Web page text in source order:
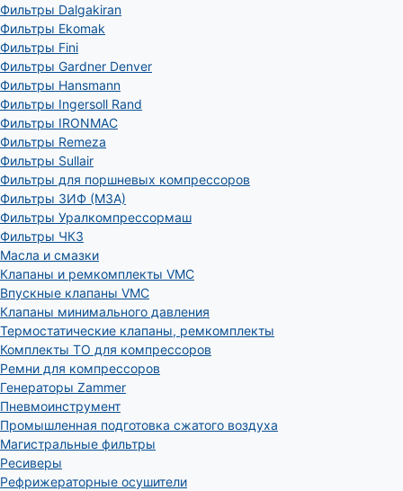
Фильтры Dalgakiran
Фильтры Ekomak
Фильтры Fini
Фильтры Gardner Denver
Фильтры Hansmann
Фильтры Ingersoll Rand
Фильтры IRONMAC
Фильтры Remeza
Фильтры Sullair
Фильтры для поршневых компрессоров
Фильтры ЗИФ (МЗА)
Фильтры Уралкомпрессормаш
Фильтры ЧКЗ
Масла и смазки
Клапаны и ремкомплекты VMC
Впускные клапаны VMC
Клапаны минимального давления
Термостатические клапаны, ремкомплекты
Комплекты ТО для компрессоров
Ремни для компрессоров
Генераторы Zammer
Пневмоинструмент
Промышленная подготовка сжатого воздуха
Магистральные фильтры
Ресиверы
Рефрижераторные осушители